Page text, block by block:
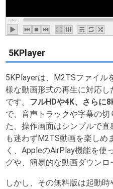
5KPlayer
5KPlayerは、M2TSファイル
様な動画形式の再生に対応
です。 フルHDや4K、さらに
で、音声トラックや字幕の
た、操作画面はシンプルで
も迷わずM2TS動画を楽しめ
く、AppleのAirPlay機能を使
グや、簡易的な動画ダウンロ
しかし、その無料版は起動